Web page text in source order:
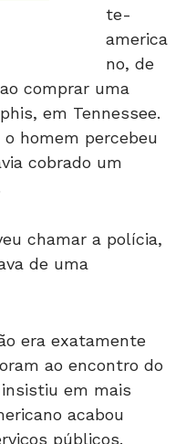
america
no, de
comprar uma
em Tennessee.
homem percebeu
cobrado um
de uma
ao encontro do
em mais
acabou
públicos.